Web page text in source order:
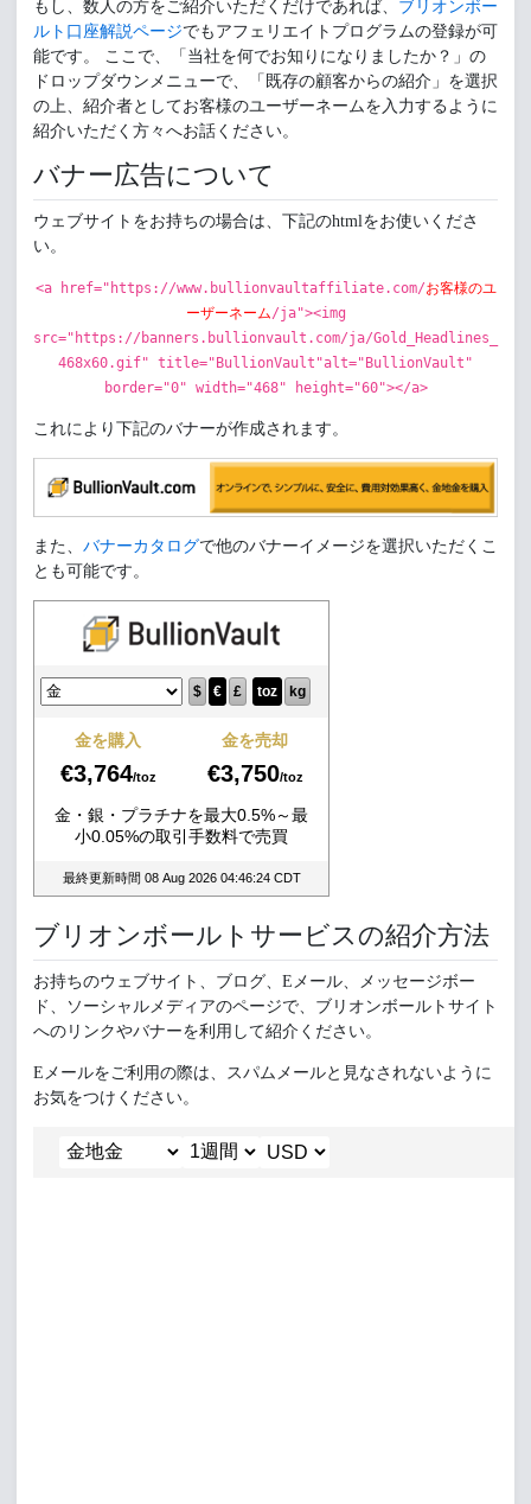
もし、数人の方をご紹介いただくだけであれば、 ブリオンボー
ルト口座解説ページでもアフェリエイトプログラムの登録が可
能です。 ここで、「当社を何でお知りになりましたか？」の
ドロップダウンメニューで、「既存の顧客からの紹介」を選択
の上、紹介者としてお客様のユーザーネームを入力するように
紹介いただく方々へお話ください。
バナー広告について
ウェブサイトをお持ちの場合は、下記のhtmlをお使いくださ
い。
<a href="https://www.bullionvaultaffiliate.com/お客様のユ
ーザーネーム/ja"><img
src="https://banners.bullionvault.com/ja/Gold_Headlines_
468x60.gif" title="BullionVault"alt="BullionVault"
border="0" width="468" height="60"></a>
これにより下記のバナーが作成されます。
また、 バナーカタログで他のバナーイメージを選択いただくこ
とも可能です。
ブリオンボールトサービスの紹介方法
お持ちのウェブサイト、ブログ、Eメール、メッセージボー
ド、ソーシャルメディアのページで、ブリオンボールトサイト
へのリンクやバナーを利用して紹介ください。
Eメールをご利用の際は、スパムメールと見なされないように
お気をつけください。